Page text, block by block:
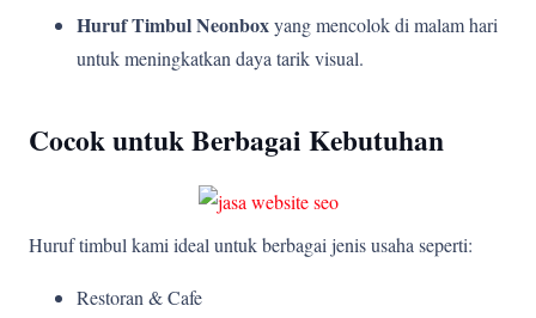
Huruf Timbul Neonboxyang mencolok di malam hari
untuk meningkatkan daya tarik visual.
Cocok untuk Berbagai Kebutuhan
Huruf timbul kami ideal untuk berbagai jenis usaha seperti:
Restoran & Cafe